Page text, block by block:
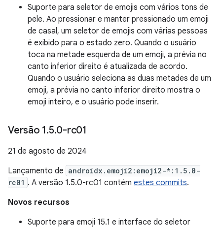
Suporte para seletor de emojis com vários tons de
pele. Ao pressionar e manter pressionado um emoji
de casal, um seletor de emojis com várias pessoas
é exibido para o estado zero. Quando o usuário
toca na metade esquerda de um emoji, a prévia no
canto inferior direito é atualizada de acordo.
Quando o usuário seleciona as duas metades de um
emoji, a prévia no canto inferior direito mostra o
emoji inteiro, e o usuário pode inserir.
Versão 1.5.0-rc01
21 de agosto de 2024
Lançamento de androidx.emoji2:emoji2-*:1.5.0-
rc01 . A versão 1.5.0-rc01 contém estes commits.
Novos recursos
Suporte para emoji 15.1 e interface do seletor